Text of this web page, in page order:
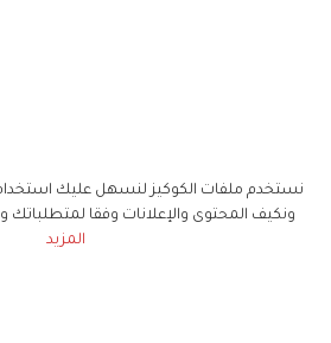
نستخدم ملفات الكوكيز لنسهل عليك استخدام
ونكيف المحتوى والإعلانات وفقا لمتطلباتك
المزيد